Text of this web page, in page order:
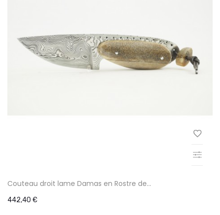
Couteau droit lame Damas en Rostre de...
442,40 €